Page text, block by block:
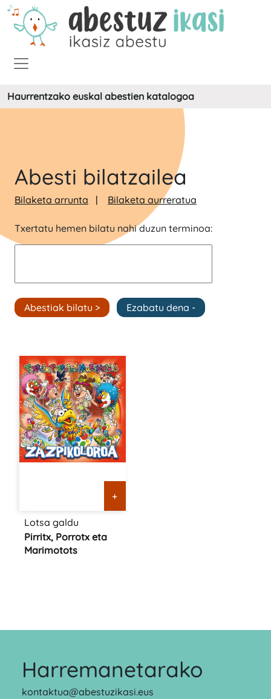
Haurrentzako euskal abestien katalogoa
Abesti bilatzailea
Bilaketa arrunta Bilaketa aurreratua
Txertatu hemen bilatu nahi duzun terminoa:
+
Lotsa galdu
Pirritx, Porrotx eta
Marimotots
Harremanetarako
kontaktua@abestuzikasi.eus